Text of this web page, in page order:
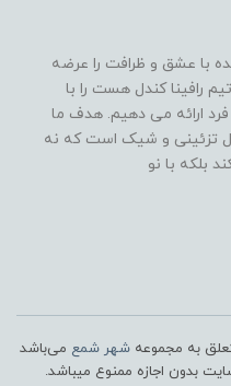
با عشق و ظرافت را عرضه
رافینا کندل هست را با
ارائه می دهیم. هدف ما
تزئینی و شیک است که نه
بلکه با نو
به مجموعهشهر شمع می‌باشد
بدون اجازه ممنوع میباشد.